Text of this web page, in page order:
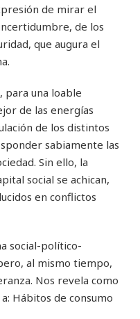
de mirar el
de los
que augura el
para una loable
de las energías
de los distintos
sabiamente las
Sin ello, la
social se achican,
en conflictos
social-político-
al mismo tiempo,
Nos revela como
Hábitos de consumo